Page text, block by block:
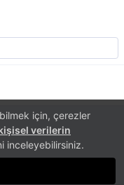
için, çerezler
verilerin
inceleyebilirsiniz.